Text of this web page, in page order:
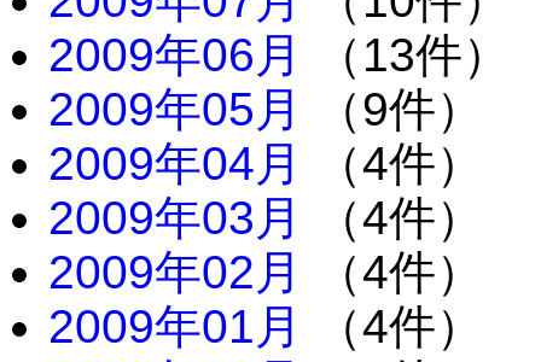
2009年06月
（13件）
2009年05月
（9件）
2009年04月
（4件）
2009年03月
（4件）
2009年02月
（4件）
2009年01月
（4件）